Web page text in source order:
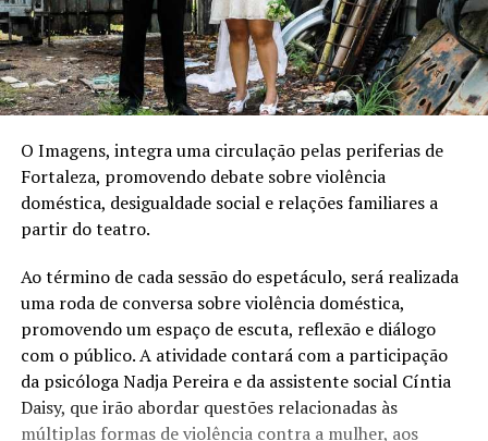
O Imagens, integra uma circulação pelas periferias de
Fortaleza, promovendo debate sobre violência
doméstica, desigualdade social e relações familiares a
partir do teatro.
Ao término de cada sessão do espetáculo, será realizada
uma roda de conversa sobre violência doméstica,
promovendo um espaço de escuta, reflexão e diálogo
com o público. A atividade contará com a participação
da psicóloga Nadja Pereira e da assistente social Cíntia
Daisy, que irão abordar questões relacionadas às
múltiplas formas de violência contra a mulher, aos